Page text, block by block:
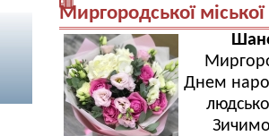
Миргородської
Днем
Зичимо